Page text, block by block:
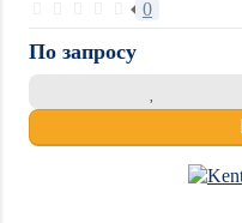
0
По запросу